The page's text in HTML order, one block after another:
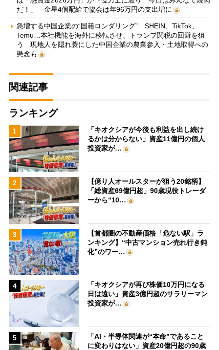
だ！」 金星4個配給で協会は年96万円の支出増に
急増する中国企業の“国籍ロンダリング” SHEIN、TikTok、
Temu…本社機能を海外に移転させ、トランプ関税の回避を狙
う 現地人を隠れ蓑にした中国企業の農業参入・土地取得への
懸念も
関連記事
ランキング
1
「キオクシアが今後も利益を出し続け
るかは分からない」資産11億円の個人
投資家が…
2
【億り人オールスターが狙う20銘柄】
「総資産69億円超」90歳現役トレーダ
ーから“10…
3
【首都圏の不動産価格「危ない駅」ラ
ンキング】“中古マンション売れ行き鈍
化”のワー…
4
「キオクシアが再び株価10万円になる
日は遠い」資産3億円超のサラリーマン
投資家が…
5
「AI・半導体関連が“本命”であること
に変わりはない」資産20億円超の90歳